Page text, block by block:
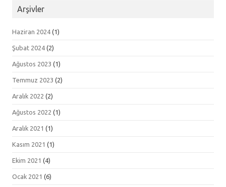
Arşivler
Haziran 2024 (1)
Şubat 2024 (2)
Ağustos 2023 (1)
Temmuz 2023 (2)
Aralık 2022 (2)
Ağustos 2022 (1)
Aralık 2021 (1)
Kasım 2021 (1)
Ekim 2021 (4)
Ocak 2021 (6)